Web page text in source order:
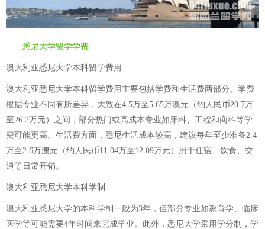
悉尼大学留学学费
澳大利亚悉尼大学本科留学费用
澳大利亚悉尼大学本科留学费用主要包括学费和生活费两部分。学费
根据专业不同有所差异，大致在4.5万至5.65万澳元（约人民币20.7万
至26.2万元）之间，部分热门或高成本专业如牙科、工程和商科等学
费可能更高。生活费方面，悉尼生活成本较高，建议每年至少准备2.4
万至2.6万澳元（约人民币11.04万至12.09万元）用于住宿、饮食、交
通等日常开销。
澳大利亚悉尼大学本科学制
澳大利亚悉尼大学的本科学制一般为3年，但部分专业如教育学、临床
医学等可能需要4年时间来完成学业。此外，悉尼大学采用学分制，学